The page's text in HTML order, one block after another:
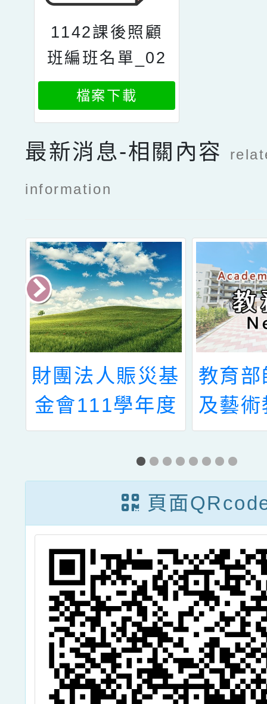
1142課後照顧
班編班名單_02
10
檔案下載
最新消息-相關內容
information
財團法人賑災基
金會111學年度
第2學期「助學
金」申請
教育
及藝
助國
大學
學語
中心
「國
教材
表會
1份、
研究
「第
頁面